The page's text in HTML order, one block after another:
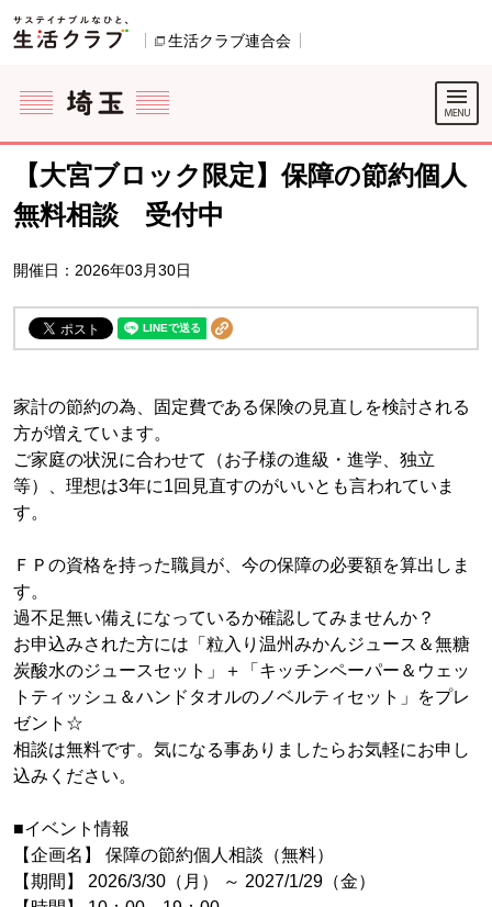
ページの先頭です。
生活クラブ連合会
ここからサイト内共通メニューです。
サイト内共通メニューをスキップする
サイト内共通メニューここまで。
【大宮ブロック限定】保障の節約個人
無料相談 受付中
開催日：2026年03月30日
家計の節約の為、固定費である保険の見直しを検討される
方が増えています。
ご家庭の状況に合わせて（お子様の進級・進学、独立
等）、理想は3年に1回見直すのがいいとも言われていま
す。
ＦＰの資格を持った職員が、今の保障の必要額を算出しま
す。
過不足無い備えになっているか確認してみませんか？
お申込みされた方には「粒入り温州みかんジュース＆無糖
炭酸水のジュースセット」＋「キッチンペーパー＆ウェッ
トティッシュ＆ハンドタオルのノベルティセット」をプレ
ゼント☆
相談は無料です。気になる事ありましたらお気軽にお申し
込みください。
■イベント情報
【企画名】 保障の節約個人相談（無料）
【期間】 2026/3/30（月） ～ 2027/1/29（金）